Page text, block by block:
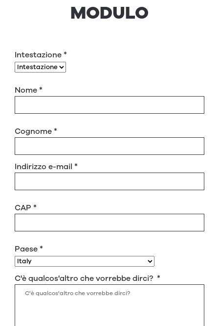
MODULO
Intestazione*
Nome*
Cognome*
Indirizzo e-mail *
CAP *
Paese*
C'è qualcos'altro che vorrebbe dirci? *